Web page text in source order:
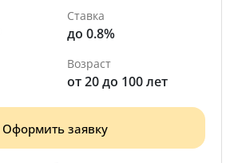
Ставка
до 0.8%
Возраст
от 20 до 100 лет
Оформить заявку